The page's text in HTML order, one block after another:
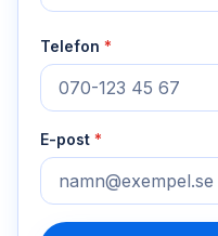
Telefon *
E-post *